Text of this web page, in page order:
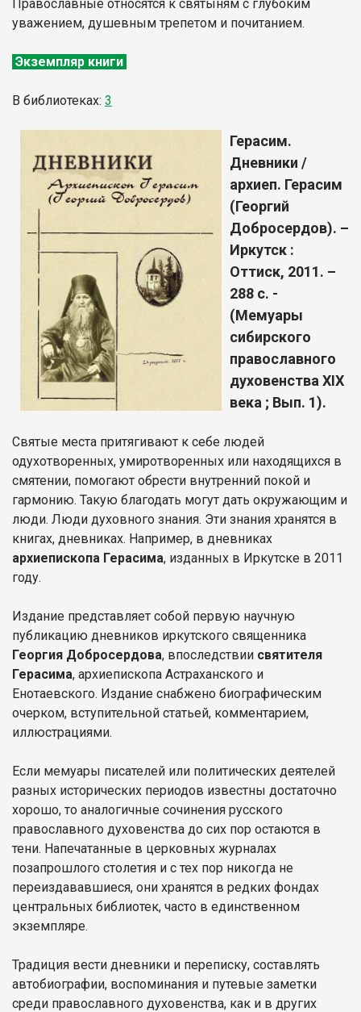
Православные относятся к святыням с глубоким
уважением, душевным трепетом и почитанием.
Экземпляр книги
В библиотеках: 3
Герасим.
Дневники /
архиеп. Герасим
(Георгий
Добросердов). –
Иркутск :
Оттиск, 2011. –
288 с. -
(Мемуары
сибирского
православного
духовенства XIX
века ; Вып. 1).
Святые места притягивают к себе людей
одухотворенных, умиротворенных или находящихся в
смятении, помогают обрести внутренний покой и
гармонию. Такую благодать могут дать окружающим и
люди. Люди духовного знания. Эти знания хранятся в
книгах, дневниках. Например, в дневниках
архиепископа Герасима, изданных в Иркутске в 2011
году.
Издание представляет собой первую научную
публикацию дневников иркутского священника
Георгия Добросердова, впоследствии святителя
Герасима, архиепископа Астраханского и
Енотаевского. Издание снабжено биографическим
очерком, вступительной статьей, комментарием,
иллюстрациями.
Если мемуары писателей или политических деятелей
разных исторических периодов известны достаточно
хорошо, то аналогичные сочинения русского
православного духовенства до сих пор остаются в
тени. Напечатанные в церковных журналах
позапрошлого столетия и с тех пор никогда не
переиздававшиеся, они хранятся в редких фондах
центральных библиотек, часто в единственном
экземпляре.
Традиция вести дневники и переписку, составлять
автобиографии, воспоминания и путевые заметки
среди православного духовенства, как и в других